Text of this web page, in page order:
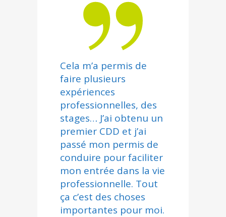
Cela m’a permis de
faire plusieurs
expériences
professionnelles, des
stages… J’ai obtenu un
premier CDD et j’ai
passé mon permis de
conduire pour faciliter
mon entrée dans la vie
professionnelle. Tout
ça c’est des choses
importantes pour moi.